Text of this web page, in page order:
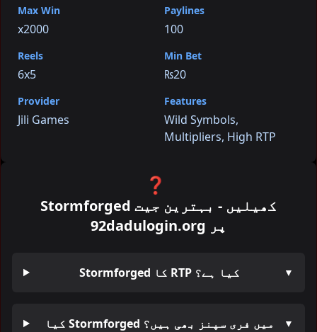
Max Win
x2000
Paylines
100
Reels
6x5
Min Bet
₨20
Provider
Jili Games
Features
Wild Symbols,
Multipliers, High RTP
❓
Stormforged کھیلیں - بہترین جیت
92dadulogin.org پر
Stormforged کا RTP کیا ہے؟ ▼
کیا Stormforged میں فری سپنز بھی ہیں؟ ▼